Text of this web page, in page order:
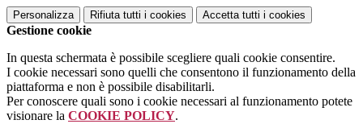
Personalizza Rifiuta tutti i cookies Accetta tutti i cookies
Gestione cookie
In questa schermata è possibile scegliere quali cookie consentire.
I cookie necessari sono quelli che consentono il funzionamento della
piattaforma e non è possibile disabilitarli.
Per conoscere quali sono i cookie necessari al funzionamento potete
visionare la COOKIE POLICY.